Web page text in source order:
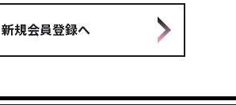
新規会員登録へ